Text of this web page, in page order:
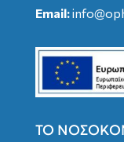
Email:
ΤΟ